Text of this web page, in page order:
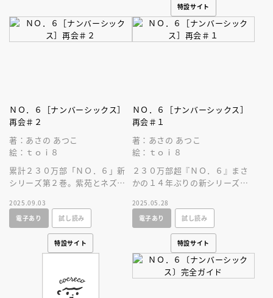
特設サイト
ＮＯ．６［ナンバーシックス］
再会＃２
著：あさの あつこ
絵：ｔｏｉ８
累計２３０万部「ＮＯ．６」新
シリーズ第２巻。紫苑とネズミ
ストピアＳＦの傑作。
2025.09.03
電子あり
試し読み
特設サイト
ＮＯ．６［ナンバーシックス］
再会＃１
著：あさの あつこ
絵：ｔｏｉ８
２３０万部超『ＮＯ．６』まさ
かの１４年ぶりの新シリーズが
の少年の友情を超えた絆と戦い
を見届けよ！
2025.05.28
電子あり
試し読み
特設サイト